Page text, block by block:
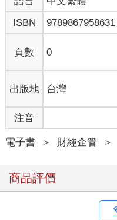
ISBN
9789867958631
頁數 0
出版地 台灣
注音
電子書 ＞ 財經企管 ＞
商品評價